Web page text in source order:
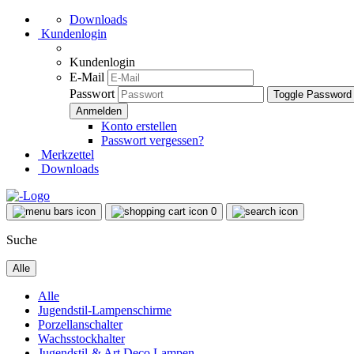
Downloads
Kundenlogin
Kundenlogin
E-Mail
Passwort
Toggle
Konto erstellen
Passwort vergessen?
Merkzettel
Downloads
0
Suche
Alle
Alle
Jugendstil-Lampenschirme
Porzellanschalter
Wachsstockhalter